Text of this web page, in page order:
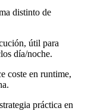
distinto de
útil para
día/noche.
coste en runtime,
práctica en